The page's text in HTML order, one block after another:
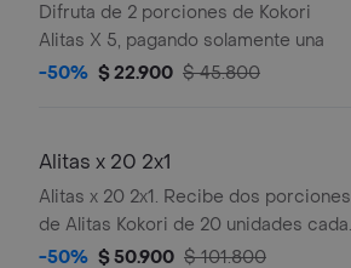
Difruta de 2 porciones de Kokori
Alitas X 5, pagando solamente una
-50% $ 22.900 $ 45.800
Alitas x 20 2x1
Alitas x 20 2x1. Recibe dos porciones
de Alitas Kokori de 20 unidades cada
una, fritas y con salsa. Paga solo una.
-50% $ 50.900 $ 101.800